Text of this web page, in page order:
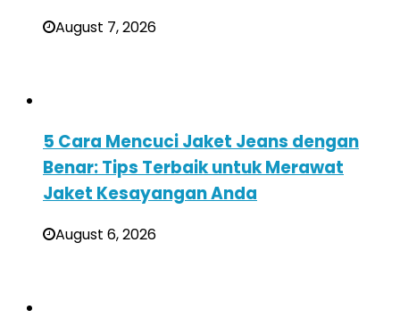
August 7, 2026
5 Cara Mencuci Jaket Jeans dengan
Benar: Tips Terbaik untuk Merawat
Jaket Kesayangan Anda
August 6, 2026